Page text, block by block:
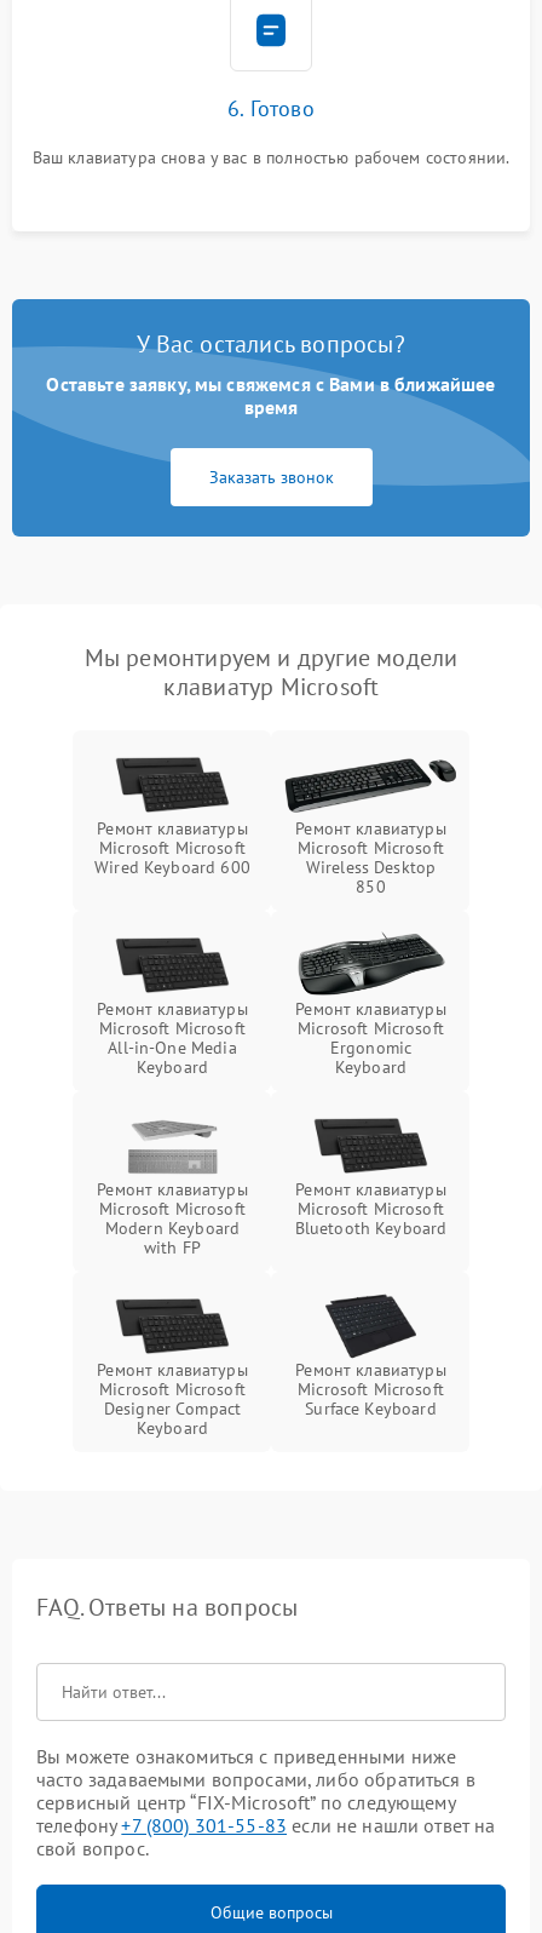
6. Готово
Ваш клавиатура снова у вас в полностью рабочем состоянии.
У Вас остались вопросы?
Оставьте заявку, мы свяжемся с Вами в ближайшее
время
Заказать звонок
Мы ремонтируем и другие модели
клавиатур Microsoft
Ремонт клавиатуры
Microsoft Microsoft
Wired Keyboard 600
Ремонт клавиатуры
Microsoft Microsoft
Wireless Desktop
850
Ремонт клавиатуры
Microsoft Microsoft
All-in-One Media
Keyboard
Ремонт клавиатуры
Microsoft Microsoft
Ergonomic
Keyboard
Ремонт клавиатуры
Microsoft Microsoft
Modern Keyboard
with FP
Ремонт клавиатуры
Microsoft Microsoft
Bluetooth Keyboard
Ремонт клавиатуры
Microsoft Microsoft
Designer Compact
Keyboard
Ремонт клавиатуры
Microsoft Microsoft
Surface Keyboard
FAQ. Ответы на вопросы
Вы можете ознакомиться с приведенными ниже
часто задаваемыми вопросами, либо обратиться в
сервисный центр “FIX-Microsoft” по следующему
телефону+7 (800) 301-55-83 если не нашли ответ на
свой вопрос.
Общие вопросы